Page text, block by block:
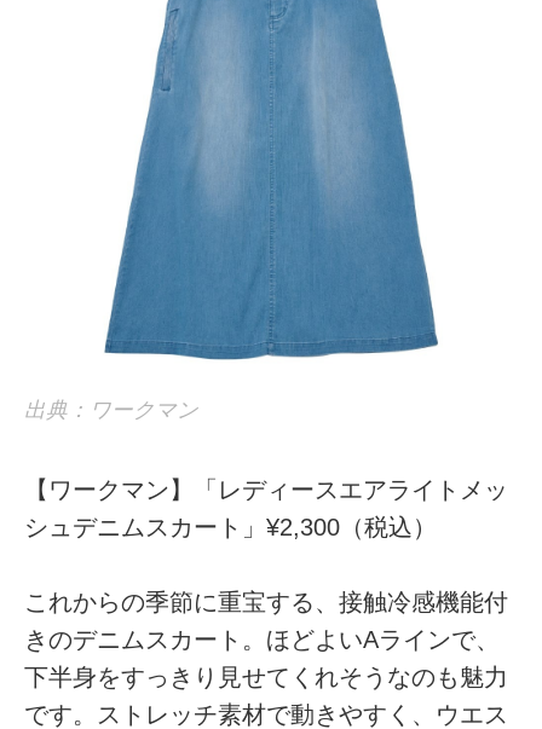
出典：ワークマン
【ワークマン】「レディースエアライトメッ
シュデニムスカート」¥2,300（税込）
これからの季節に重宝する、接触冷感機能付
きのデニムスカート。ほどよいAラインで、
下半身をすっきり見せてくれそうなのも魅力
です。ストレッチ素材で動きやすく、ウエス